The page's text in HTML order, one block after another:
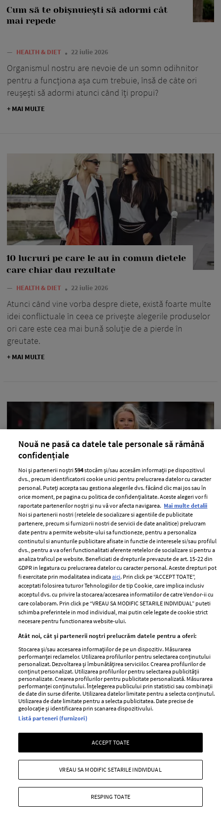
Cum să te obișnuiești să adormi cât
mai repede
— HEALTH & DIET 22 iulie 2026
Organismul nostru are nevoie de un somn odihnitor
pentru a funcționa așa cum trebuie, însă de câte ori
reușești să adormi atunci când îți propui?
+ MAI MULTE
10 lucruri pe care le au în comun dietele
care chiar dau rezultate
— HEALTH & DIET 22 iulie 2026
Atunci când vine vorba despre diete, există foarte multe
idei conflictuale în ceea ce privește alegerile produselor
ori care este cea mai bună soluție de a pierde în
greutate.
+ MAI MULTE
10 moduri simple prin care îți poți
detoxifia organismul în fiecare zi
HEALTH & DIET 22 iulie 2026
Probabil când te gândești la detoxifiere te gândești
automat la sucuri sau tot felul de diete, însă nu este
nevoie de măsuri atât de drastice pentru a-ți ajuta
organismul, așa că ți-am pregătit 10 metode pe care le
poți încerca.
+ MAI MULTE
MAI MULTE ARTICOLE
Nouă ne pasă ca datele tale personale să rămână
confidențiale
Noi și partenerii noștri594stocăm și/sau accesăm informații pe dispozitivul
dvs., precum identificatorii cookie unici pentru prelucrarea datelor cu caracter
personal. Puteți accepta sau gestiona alegerile dvs. făcând clic mai jos sau în
orice moment, pe pagina cu politica de confidențialitate. Aceste alegeri vor fi
raportate partenerilor noștri și nu vă vor afecta navigarea. Mai multe detalii
Noi si partenerii nostri (retelele de socializare si agentiile de publicitate
partenere, precum si furnizorii nostri de servicii de date analitice) prelucram
date pentru a permite website-ului sa functioneze, pentru a personaliza
continutul si anunturile publicitare afisate in functie de interesele si/sau profilul
dvs., pentru a va oferi functionalitati aferente retelelor de socializare si pentru a
analiza traficul pe website. Beneficiati de drepturile prevazute de art. 15-22 din
GDPR in legatura cu prelucrarea datelor cu caracter personal. Aceste drepturi pot
fi exercitate prin modalitatea indicataaici. Prin click pe “ACCEPT TOATE”,
acceptati folosirea tuturor Tehnologiilor de tip Cookie, care implica inclusiv
acceptul dvs. cu privire la stocarea/accesarea informatiilor de catre Vendor-ii cu
care colaboram. Prin click pe “VREAU SA MODIFIC SETARILE INDIVIDUAL” puteti
schimba preferintele in mod individual, mai putin cele legate de cookie strict
necesare pentru functionarea website-ului.
Atât noi, cât și partenerii noștri prelucrăm datele pentru a oferi:
Stocarea și/sau accesarea informațiilor de pe un dispozitiv. Măsurarea
performanței reclamelor. Utilizarea profilurilor pentru selectarea conținutului
personalizat. Dezvoltarea și îmbunătățirea serviciilor. Crearea profilurilor de
conținut personalizat. Utilizarea profilurilor pentru selectarea publicității
personalizate. Crearea profilurilor pentru publicitate personalizată. Măsurarea
performanței conținutului. Înțelegerea publicului prin statistici sau combinații
de date din surse diferite. Utilizarea datelor limitate pentru a selecta conținutul.
Utilizarea de date limitate pentru a selecta publicitatea. Date precise de
geolocație și identificarea prin scanarea dispozitivului.
Listă parteneri (furnizori)
ACCEPT TOATE
RESPING TOATE
VREAU SA MODIFIC SETARILE INDIVIDUAL